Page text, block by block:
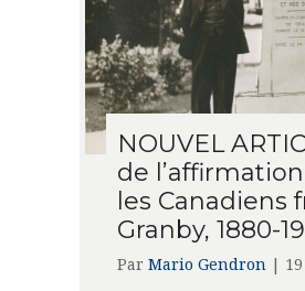
NOUVEL
de
les Canadiens
Granby, 1880-
Par Mario Gendron |